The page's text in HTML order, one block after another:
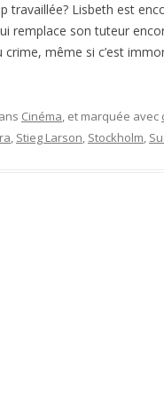
travaillée? Lisbeth est
remplace son tuteur
même si c’est
Cinéma, et marquée avec
, Stieg Larson, Stockholm,